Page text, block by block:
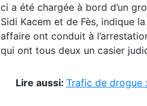
ci a été chargée à bord d’un
Sidi Kacem et de Fès, indique
affaire ont conduit à
qui ont tous deux un casier
Lire aussi: Trafic de drogue